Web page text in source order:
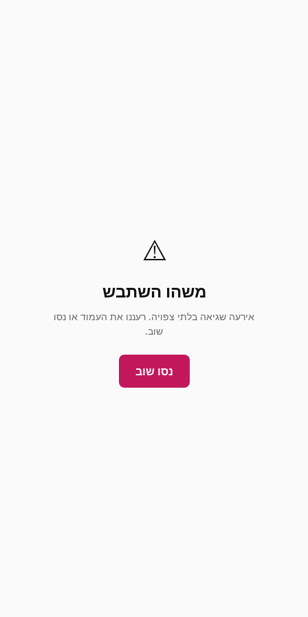
⚠️
משהו השתבש
אירעה שגיאה בלתי צפויה. רעננו את העמוד או נסו
שוב.
נסו שוב